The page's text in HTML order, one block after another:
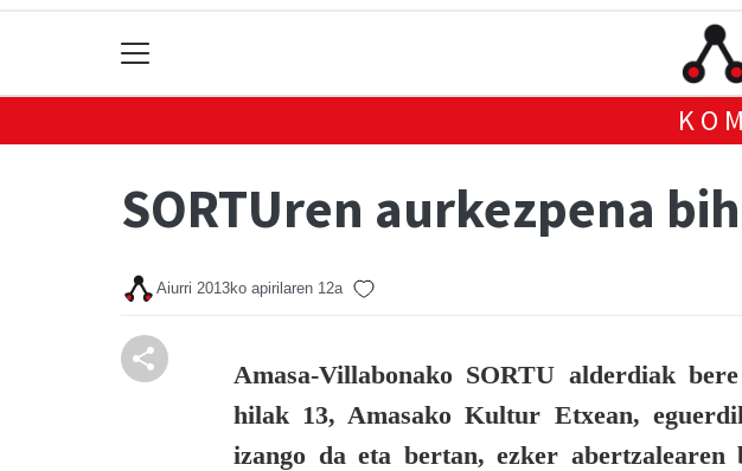
SORTUren aurkezpena
Aiurri 2013ko apirilaren 12a
Amasa-Villabonako SORTU alderdiak
hilak 13, Amasako Kultur Etxean,
izango da eta bertan, ezker